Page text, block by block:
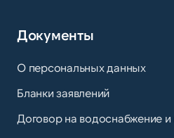
Документы
О персональных данных
Бланки заявлений
Договор на водоснабжение